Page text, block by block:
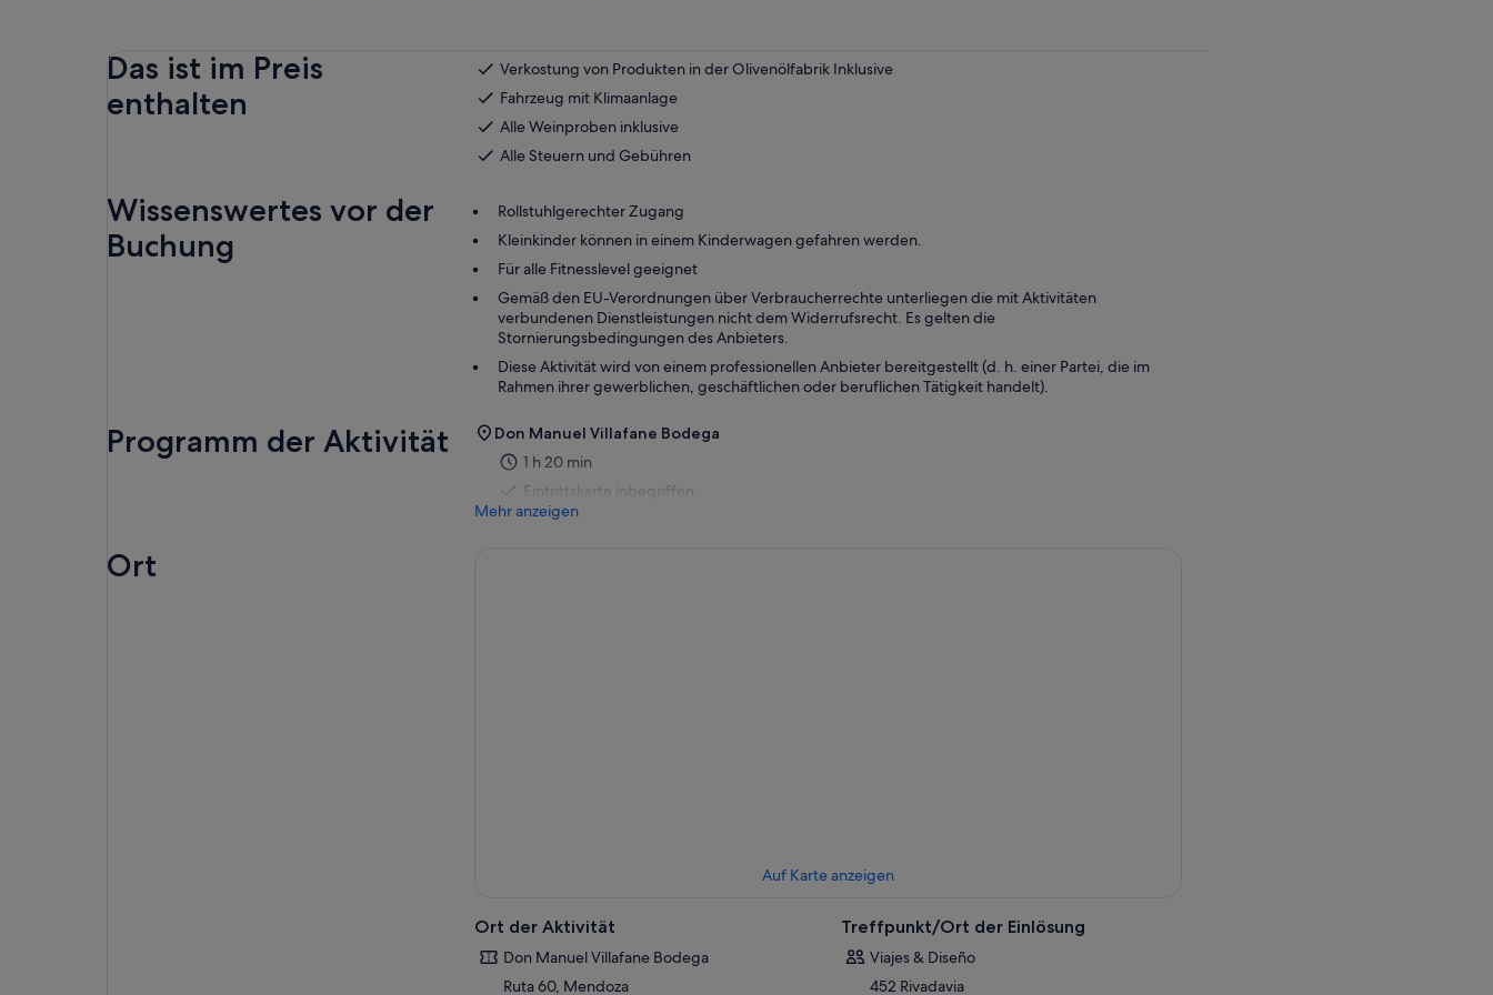
Tab
Das ist im Preis
enthalten
Verkostung von Produkten in der Olivenölfabrik Inklusive
Fahrzeug mit Klimaanlage
Alle Weinproben inklusive
Alle Steuern und Gebühren
Wissenswertes vor der
Buchung
Rollstuhlgerechter Zugang
Kleinkinder können in einem Kinderwagen gefahren werden.
Für alle Fitnesslevel geeignet
Gemäß den EU-Verordnungen über Verbraucherrechte unterliegen die mit Aktivitäten
verbundenen Dienstleistungen nicht dem Widerrufsrecht. Es gelten die
Stornierungsbedingungen des Anbieters.
Diese Aktivität wird von einem professionellen Anbieter bereitgestellt (d. h. einer Partei, die im
Rahmen ihrer gewerblichen, geschäftlichen oder beruflichen Tätigkeit handelt).
Programm der Aktivität
Don Manuel Villafane Bodega
1 h 20 min
Eintrittskarte inbegriffen
Mehr anzeigen
Ort
Auf Karte anzeigen
Ort der Aktivität
Don Manuel Villafane Bodega
Ruta 60, Mendoza
Treffpunkt/Ort der Einlösung
Viajes & Diseño
452 Rivadavia